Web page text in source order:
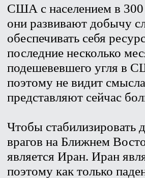
США с населением в 300
они развивают добычу
обеспечивать себя
последние несколько
подешевевшего угля в
поэтому не видит
представляют сейчас
Чтобы
врагов на Ближнем
является Иран. Иран
поэтому как только